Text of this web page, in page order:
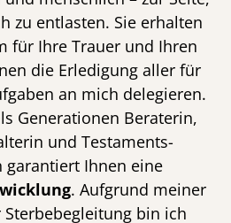
zu entlasten. Sie erhalten
für Ihre Trauer und Ihren
die Erledigung aller für
an mich delegieren.
Generationen Beraterin,
und Testaments-
garantiert Ihnen eine
. Aufgrund meiner
bin ich